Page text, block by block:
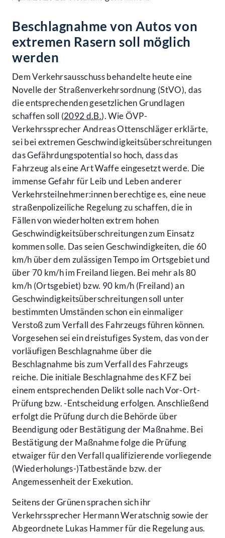
Beschlagnahme von Autos von
extremen Rasern soll möglich
werden
Dem Verkehrsausschuss behandelte heute eine
Novelle der Straßenverkehrsordnung (StVO), das
die entsprechenden gesetzlichen Grundlagen
schaffen soll (2092 d.B.). Wie ÖVP-
Verkehrssprecher Andreas Ottenschläger erklärte,
sei bei extremen Geschwindigkeitsüberschreitungen
das Gefährdungspotential so hoch, dass das
Fahrzeug als eine Art Waffe eingesetzt werde. Die
immense Gefahr für Leib und Leben anderer
Verkehrsteilnehmer:innen berechtige es, eine neue
straßenpolizeiliche Regelung zu schaffen, die in
Fällen von wiederholten extrem hohen
Geschwindigkeitsüberschreitungen zum Einsatz
kommen solle. Das seien Geschwindigkeiten, die 60
km/h über dem zulässigen Tempo im Ortsgebiet und
über 70 km/h im Freiland liegen. Bei mehr als 80
km/h (Ortsgebiet) bzw. 90 km/h (Freiland) an
Geschwindigkeitsüberschreitungen soll unter
bestimmten Umständen schon ein einmaliger
Verstoß zum Verfall des Fahrzeugs führen können.
Vorgesehen sei ein dreistufiges System, das von der
vorläufigen Beschlagnahme über die
Beschlagnahme bis zum Verfall des Fahrzeugs
reiche. Die initiale Beschlagnahme des KFZ bei
einem entsprechenden Delikt solle nach Vor-Ort-
Prüfung bzw. -Entscheidung erfolgen. Anschließend
erfolgt die Prüfung durch die Behörde über
Beendigung oder Bestätigung der Maßnahme. Bei
Bestätigung der Maßnahme folge die Prüfung
etwaiger für den Verfall qualifizierende vorliegende
(Wiederholungs-)Tatbestände bzw. der
Angemessenheit der Exekution.
Seitens der Grünen sprachen sich ihr
Verkehrssprecher Hermann Weratschnig sowie der
Abgeordnete Lukas Hammer für die Regelung aus.